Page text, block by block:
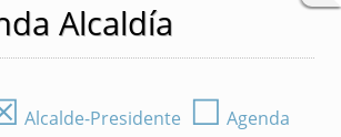
Alcaldía
Alcalde-Presidente ☐ Agenda